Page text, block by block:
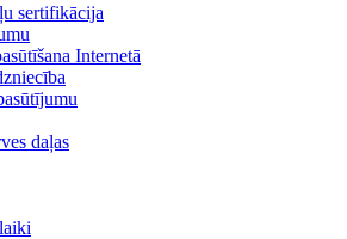
sertifikācija
Internetā
daļas